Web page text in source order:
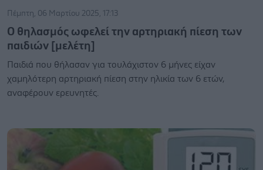
Πέμπτη, 06 Μαρτίου 2025, 17:13
O θηλασμός ωφελεί την αρτηριακή πίεση των
παιδιών [μελέτη]
Παιδιά που θήλασαν για τουλάχιστον 6 μήνες είχαν
χαμηλότερη αρτηριακή πίεση στην ηλικία των 6 ετών,
αναφέρουν ερευνητές.